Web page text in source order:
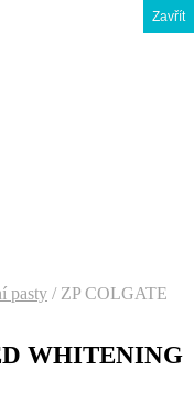
pasty /ZP COLGATE
WHITENING
Zavřít